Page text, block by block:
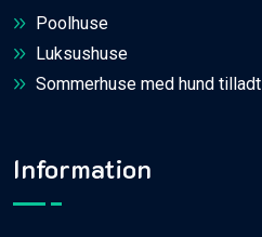
Poolhuse
Luksushuse
Sommerhuse med hund tilladt
Information